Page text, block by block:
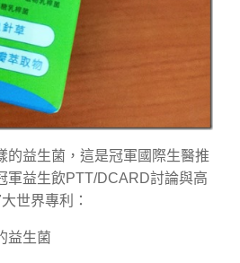
的益生菌，這是冠軍國際生醫推
軍益生飲PTT/DCARD討論與高
世界專利：
益生菌